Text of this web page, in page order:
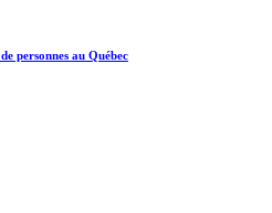
personnes au Québec